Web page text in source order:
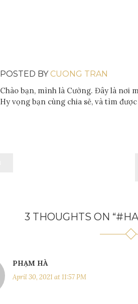
POSTED BY CUONG TRAN
Chào bạn, mình là Cường. Đây là nơi
Hy vọng bạn cùng chia sẻ, và tìm
3 THOUGHTS ON “
PHẠM HÀ
April 30, 2021 at 11:57 PM